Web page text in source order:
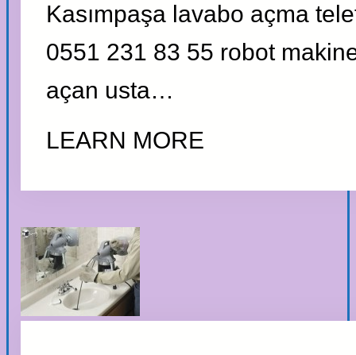
Kasımpaşa lavabo açma
0551 231 83 55 robot
açan usta…
LEARN MORE